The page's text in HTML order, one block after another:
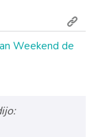
Weekend de